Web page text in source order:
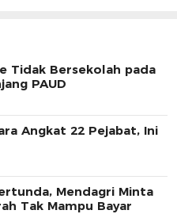
Tidak Bersekolah pada
PAUD
Angkat 22 Pejabat, Ini
Mendagri Minta
Tak Mampu Bayar